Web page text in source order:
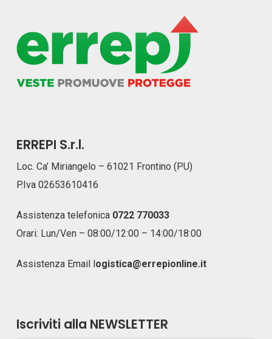
ERREPI S.r.l.
Loc. Ca’ Miriangelo – 61021 Frontino (PU)
P.Iva 02653610416
Assistenza telefonica 0722 770033
Orari: Lun/Ven – 08:00/12:00 – 14:00/18:00
Assistenza Email ogistica@errepionline.it
Iscriviti alla NEWSLETTER